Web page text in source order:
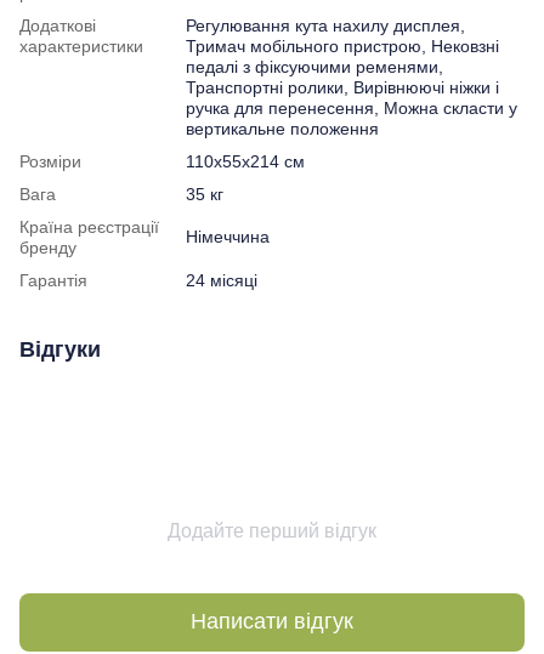
Додаткові
характеристики
Регулювання кута нахилу дисплея,
Тримач мобільного пристрою, Нековзні
педалі з фіксуючими ременями,
Транспортні ролики, Вирівнюючі ніжки і
ручка для перенесення, Можна скласти у
вертикальне положення
Розміри
110x55x214 см
Вага
35 кг
Країна реєстрації
бренду
Німеччина
Гарантія 24 місяці
Відгуки
Додайте перший відгук
Написати відгук